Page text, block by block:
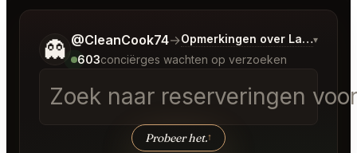
👻 @CleanCook74→Opmerkingen over Laatste
▾
603conciërges wachten op verzoeken
Zoek naar reserveringen
Probeer het.↑
Vertel me wat je wilt.